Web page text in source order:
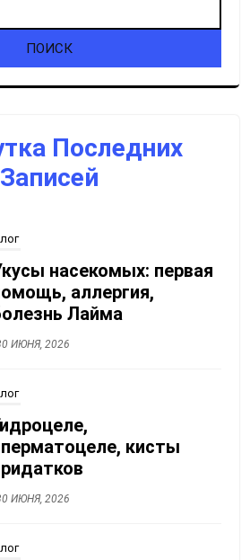
Последних
Записей
насекомых: первая
аллергия,
Лайма
ИЮНЯ, 2026
кисты
ИЮНЯ, 2026